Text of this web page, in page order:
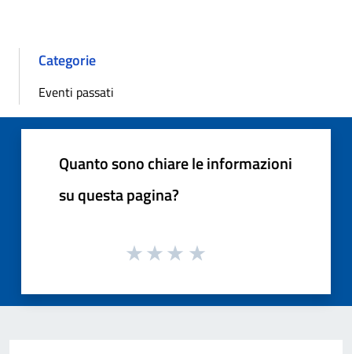
Categorie
Eventi passati
Quanto sono chiare le informazioni
su questa pagina?